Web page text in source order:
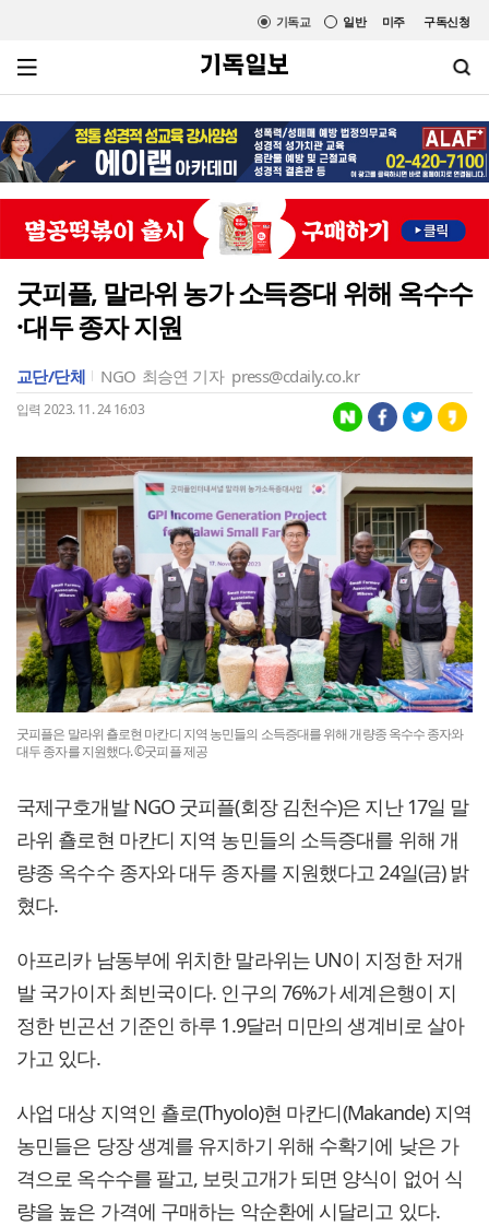
미주 구독신청
일반
기독교
굿피플, 말라위 농가 소득증대 위해 옥수수
·대두 종자 지원
교단/단체 NGO 최승연 기자 press@cdaily.co.kr
입력 2023. 11. 24 16:03
굿피플은 말라위 춀로현 마칸디 지역 농민들의 소득증대를 위해 개량종 옥수수 종자와
대두 종자를 지원했다. ©굿피플 제공
국제구호개발 NGO 굿피플(회장 김천수)은 지난 17일 말
라위 춀로현 마칸디 지역 농민들의 소득증대를 위해 개
량종 옥수수 종자와 대두 종자를 지원했다고 24일(금) 밝
혔다.
아프리카 남동부에 위치한 말라위는 UN이 지정한 저개
발 국가이자 최빈국이다. 인구의 76%가 세계은행이 지
정한 빈곤선 기준인 하루 1.9달러 미만의 생계비로 살아
가고 있다.
사업 대상 지역인 춀로(Thyolo)현 마칸디(Makande) 지역
농민들은 당장 생계를 유지하기 위해 수확기에 낮은 가
격으로 옥수수를 팔고, 보릿고개가 되면 양식이 없어 식
량을 높은 가격에 구매하는 악순환에 시달리고 있다.